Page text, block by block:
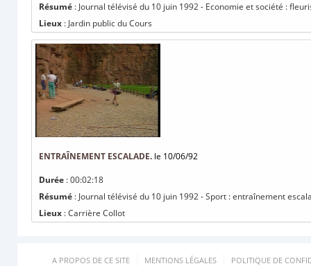
Résumé : Journal télévisé du 10 juin 1992 - Economie et société :
Lieux : Jardin public du Cours
ENTRAÎNEMENT ESCALADE. le 10/06/92
Durée : 00:02:18
Résumé : Journal télévisé du 10 juin 1992 - Sport : entraînement
Lieux : Carrière Collot
A PROPOS DE CE SITE MENTIONS LÉGALES POLITIQUE DE